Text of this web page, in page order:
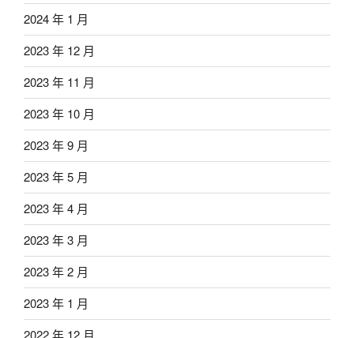
2024 年 1 月
2023 年 12 月
2023 年 11 月
2023 年 10 月
2023 年 9 月
2023 年 5 月
2023 年 4 月
2023 年 3 月
2023 年 2 月
2023 年 1 月
2022 年 12 月